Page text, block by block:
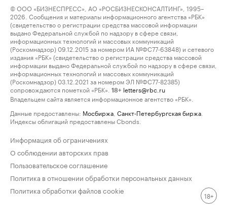
© ООО «БИЗНЕСПРЕСС», АО «РОСБИЗНЕСКОНСАЛТИНГ», 1995–
2026. Сообщения и материалы информационного агентства «РБК»
(свидетельство о регистрации средства массовой информации
выдано Федеральной службой по надзору в сфере связи,
информационных технологий и массовых коммуникаций
(Роскомнадзор) 09.12.2015 за номером ИА №ФС77-63848) и сетевого
издания «РБК» (свидетельство о регистрации средства массовой
информации выдано Федеральной службой по надзору в сфере связи,
информационных технологий и массовых коммуникаций
(Роскомнадзор) 03.12.2021 за номером ЭЛ №ФС77-82385)
сопровождаются пометкой «РБК».
18+ letters@rbc.ru
Владельцем сайта является информационное агентство «РБК».
Данные предоставлены: Мосбиржа Санкт-Петербургская биржа
Индексы облигаций предоставлены Cbonds.
Информация об ограничениях
О соблюдении авторских прав
Пользовательское соглашение
Политика в отношении обработки персональных данных
Политика обработки файлов cookie
18+